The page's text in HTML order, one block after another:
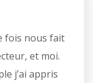
fois nous fait
et moi.
j’ai appris